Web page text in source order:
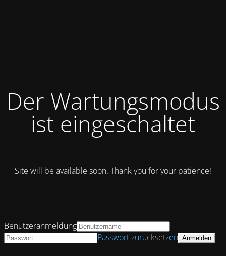
Der Wartungsmodus
ist eingeschaltet
Site will be available soon. Thank you for your patience!
Benutzeranmeldung
Passwort zurücksetzen